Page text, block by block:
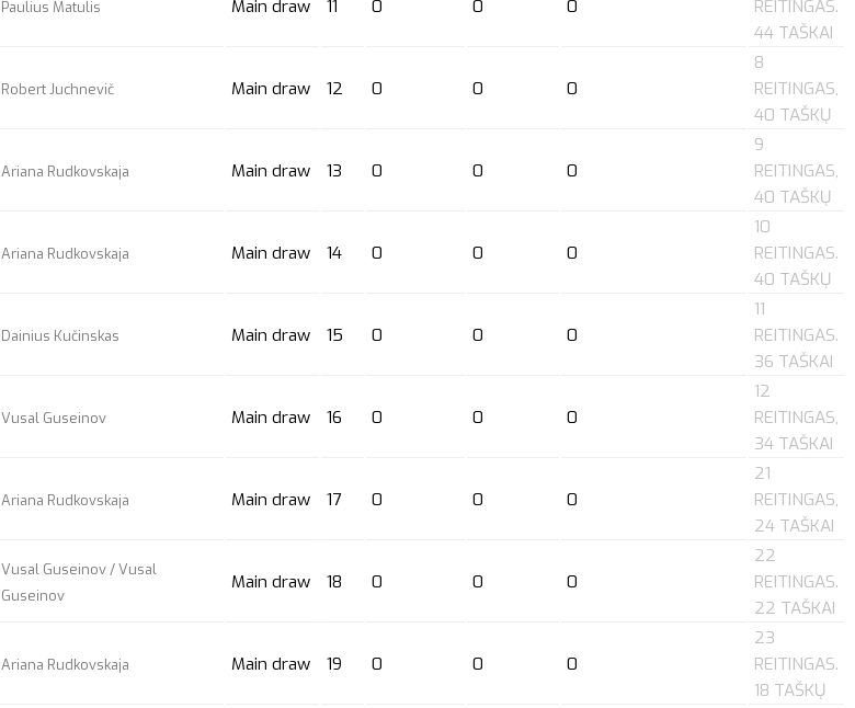
Paulius Matulis Main draw 11 0 0 0
REITINGAS.
44 TAŠKAI
Robert Juchnevič Main draw 12 0 0 0
8
REITINGAS,
40 TAŠKŲ
Ariana Rudkovskaja Main draw 13 0 0 0
9
REITINGAS,
40 TAŠKŲ
Ariana Rudkovskaja Main draw 14 0 0 0
10
REITINGAS.
40 TAŠKŲ
Dainius Kučinskas Main draw 15 0 0 0
11
REITINGAS.
36 TAŠKAI
Vusal Guseinov Main draw 16 0 0 0
12
REITINGAS,
34 TAŠKAI
Ariana Rudkovskaja Main draw 17 0 0 0
21
REITINGAS,
24 TAŠKAI
Vusal Guseinov / Vusal
Guseinov
Main draw 18 0 0 0
22
REITINGAS.
22 TAŠKAI
Ariana Rudkovskaja Main draw 19 0 0 0
23
REITINGAS.
18 TAŠKŲ